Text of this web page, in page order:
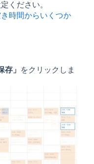
ください。
時間からいくつか
存」
をクリックしま